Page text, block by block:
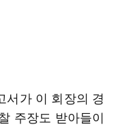
서가 이 회장의 경
주장도 받아들이